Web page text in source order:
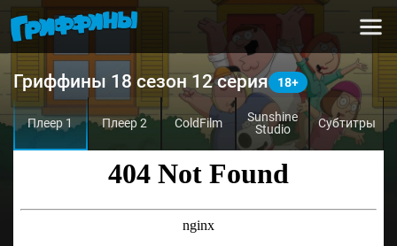
Гриффины 18 сезон 12 серия
Плеер 1 Плеер 2 ColdFilm
Sunshine
Studio
Субтитры